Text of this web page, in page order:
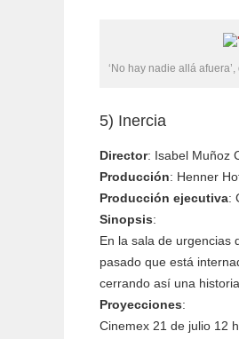
‘No hay nadie allá
5) Inercia
Director: Isabel Muñoz
Producción: Henner
Producción ejecutiva:
Sinopsis:
En la sala de urgencias
pasado que está
cerrando así una
Proyecciones:
Cinemex 21 de julio 12